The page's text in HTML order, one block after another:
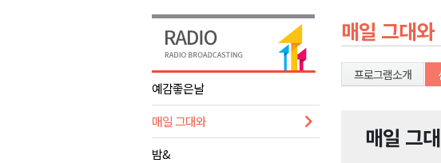
강원도립대학교, 하반기 평생교육원 수강생 모집
태백시, 28~29일 제5회 황부자 며느리 축제
오늘 극한폭염 계속..낮 최고 ‘영상 38도’
썩고, 무르고..농산물 피해 속출
강릉시, 민선9기 21개 읍면동 타운홀 미팅 성료
예감좋은날
매일 그대와
밤&
매일 그대와
프로그램소개
매일 그